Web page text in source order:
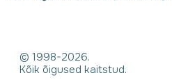
© 1998-2026.
Kõik õigused kaitstud.